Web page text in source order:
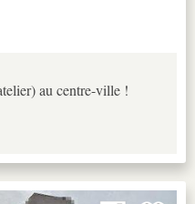
au centre-ville !